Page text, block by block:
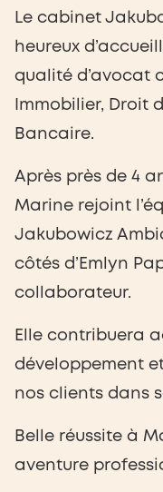
Le cabinet
heureux
qualité d’avocat
Immobilier, Droit
Bancaire.
Après près de 4
Marine rejoint
Jakubowicz
côtés d’Emlyn
collaborateur.
Elle contribuera
développement
nos clients dans
Belle réussite à
aventure